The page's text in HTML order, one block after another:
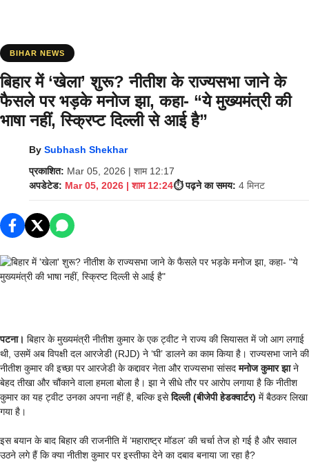
BIHAR NEWS
बिहार में ‘खेला’ शुरू? नीतीश के राज्यसभा जाने के
फैसले पर भड़के मनोज झा, कहा- “ये मुख्यमंत्री की
भाषा नहीं, स्क्रिप्ट दिल्ली से आई है”
By Subhash Shekhar
प्रकाशित: Mar 05, 2026 | शाम 12:17
अपडेटेड: Mar 05, 2026 | शाम 12:24⏱️ पढ़ने का समय: 4 मिनट
पटना। बिहार के मुख्यमंत्री नीतीश कुमार के एक ट्वीट ने राज्य की सियासत में जो आग लगाई
थी, उसमें अब विपक्षी दल आरजेडी (RJD) ने ‘घी’ डालने का काम किया है। राज्यसभा जाने की
नीतीश कुमार की इच्छा पर आरजेडी के कद्दावर नेता और राज्यसभा सांसदमनोज कुमार झाने
बेहद तीखा और चौंकाने वाला हमला बोला है। झा ने सीधे तौर पर आरोप लगाया है कि नीतीश
कुमार का यह ट्वीट उनका अपना नहीं है, बल्कि इसेदिल्ली (बीजेपी हेडक्वार्टर) में बैठकर लिखा
गया है।
इस बयान के बाद बिहार की राजनीति में ‘महाराष्ट्र मॉडल’ की चर्चा तेज हो गई है और सवाल
उठने लगे हैं कि क्या नीतीश कुमार पर इस्तीफा देने का दबाव बनाया जा रहा है?